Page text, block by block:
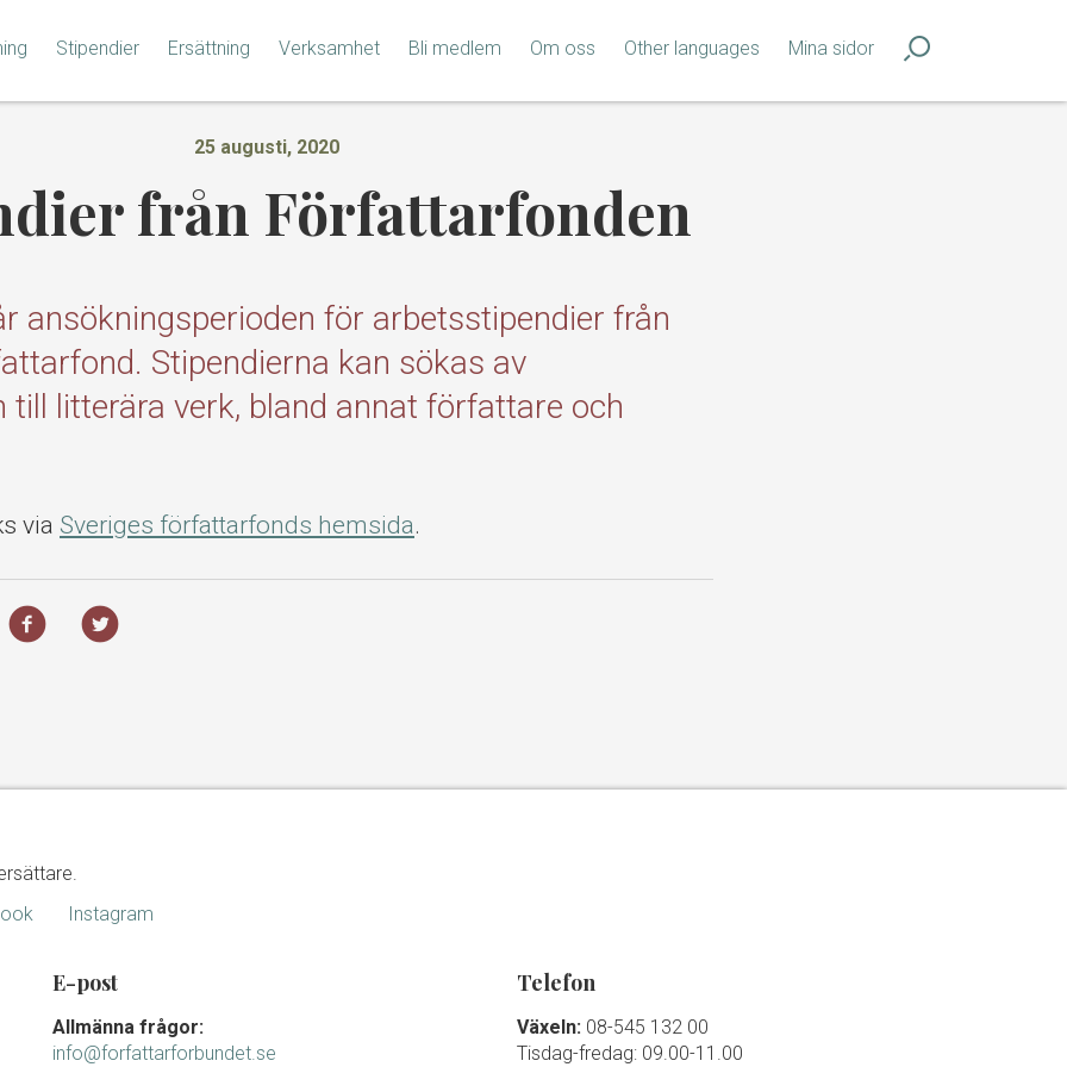
Stipendier Ersättning Verksamhet Bli medlem Om oss Other languages Mina sidor
25 augusti, 2020
från Författarfonden
ansökningsperioden för arbetsstipendier från
Stipendierna kan sökas av
till litterära verk, bland annat författare och
via Sveriges författarfonds hemsida.
Instagram
E-post
Allmänna frågor:
info@forfattarforbundet.se
Telefon
Växeln: 08-545 132 00
Tisdag-fredag: 09.00-11.00